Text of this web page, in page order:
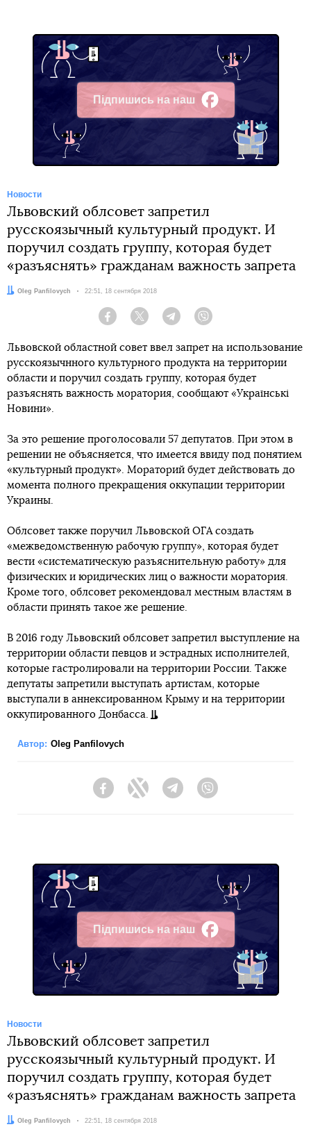
Підпишись на наш
Facebook
Новости
Львовский облсовет запретил
русскоязычный культурный продукт. И
поручил создать группу, которая будет
«разъяснять» гражданам важность запрета
Автор:
Oleg Panfilovych Дата:
22:51, 18 сентября 2018
Facebook Twitter Telegram
Львовской областной совет ввел запрет на использование
русскоязычнного культурного продукта на территории
области и поручил создать группу, которая будет
разъяснять важность моратория, сообщают «Українські
Новини».
За это решение проголосовали 57 депутатов. При этом в
решении не объясняется, что имеется ввиду под понятием
«культурный продукт». Мораторий будет действовать до
момента полного прекращения оккупации территории
Украины.
Облсовет также поручил Львовской ОГА создать
«межведомственную рабочую группу», которая будет
вести «систематическую разъяснительную работу» для
физических и юридических лиц о важности моратория.
Кроме того, облсовет рекомендовал местным властям в
области принять такое же решение.
В 2016 году Львовский облсовет запретил выступление на
территории области певцов и эстрадных исполнителей,
которые гастролировали на территории России. Также
депутаты запретили выступать артистам, которые
выступали в аннексированном Крыму и на территории
оккупированного Донбасса.
Автор: Oleg Panfilovych
FacebookTwitter Telegram
Підпишись на наш
Facebook
Новости
Львовский облсовет запретил
русскоязычный культурный продукт. И
поручил создать группу, которая будет
«разъяснять» гражданам важность запрета
Автор:
Oleg Panfilovych Дата:
22:51, 18 сентября 2018